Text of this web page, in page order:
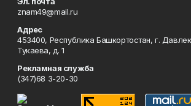
znam49@mail.ru
Адрес
453400, Республика Башкортостан, г.
Тукаева, д. 1
Рекламная служба
(347)68 3-20-30